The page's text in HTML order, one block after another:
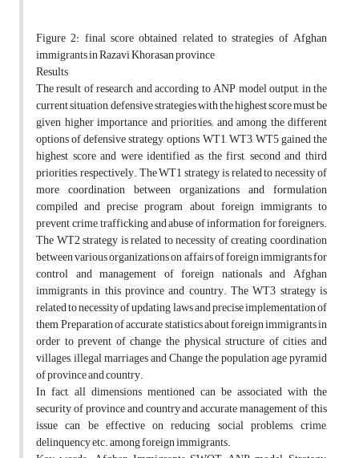
Figure 2: final score obtained related to strategies of Afghan
immigrants in Razavi Khorasan province
Results
The result of research and according to ANP model output, in the
current situation, defensive strategies with the highest score must be
given higher importance and priorities; and among the different
options of defensive strategy, options WT1, WT3, WT5 gained the
highest score and were identified as the first, second and third
priorities, respectively. The WT1 strategy is related to necessity of
more coordination between organizations and formulation
compiled and precise program about foreign immigrants to
prevent crime, trafficking and abuse of information for foreigners.
The WT2 strategy is related to necessity of creating coordination
between various organizations on affairs of foreign immigrants for
control and management of foreign nationals and Afghan
immigrants in this province and country. The WT3 strategy is
related to necessity of updating laws and precise implementation of
them, Preparation of accurate statistics about foreign immigrants in
order to prevent of change the physical structure of cities and
villages, illegal marriages and Change the population age pyramid
of province and country.
In fact, all dimensions mentioned can be associated with the
security of province and country and accurate management of this
issue can be effective on reducing social problems, crime,
delinquency etc. among foreign immigrants.